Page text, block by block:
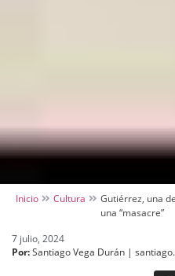
Inicio Cultura
Gutiérrez, una
una “masacre”
7 julio, 2024
Por:Santiago Vega Durán |